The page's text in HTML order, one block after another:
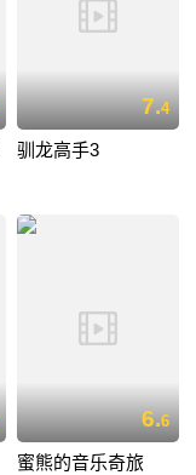
7.4
驯龙高手3
6.6
蜜熊的音乐奇旅